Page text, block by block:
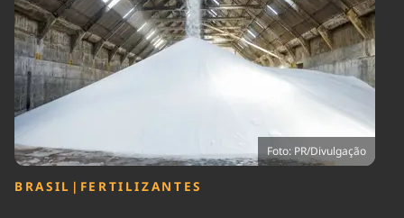
Brasil Mineral
Ciência &
Tecnologia
Cinema
Economia
Educação
Infraestrutura
Internacional
Política
Saúde
Tempo
Foto: PR/Divulgação
BRASIL | FERTILIZANTES